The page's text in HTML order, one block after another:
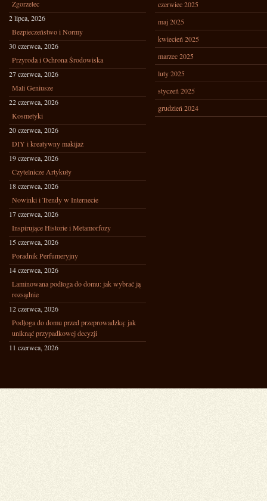
Zgorzelec
2 lipca, 2026
Bezpieczeństwo i Normy
30 czerwca, 2026
Przyroda i Ochrona Środowiska
27 czerwca, 2026
Mali Geniusze
22 czerwca, 2026
Kosmetyki
20 czerwca, 2026
DIY i kreatywny makijaż
19 czerwca, 2026
Czytelnicze Artykuły
18 czerwca, 2026
Nowinki i Trendy w Internecie
17 czerwca, 2026
Inspirujące Historie i Metamorfozy
15 czerwca, 2026
Poradnik Perfumeryjny
14 czerwca, 2026
Laminowana podłoga do domu: jak wybrać ją
rozsądnie
12 czerwca, 2026
Podłoga do domu przed przeprowadzką: jak
uniknąć przypadkowej decyzji
11 czerwca, 2026
czerwiec 2025
maj 2025
kwiecień 2025
marzec 2025
luty 2025
styczeń 2025
grudzień 2024